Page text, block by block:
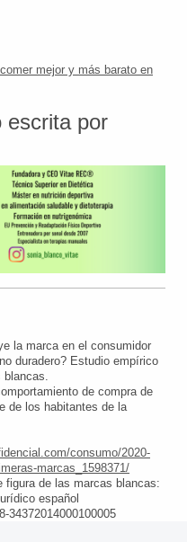
mejor y más barato en
escrita por
la marca en el consumidor
duradero? Estudio empírico
blancas.
de compra de
de los habitantes de la
consumo/2020-
marcas_1598371/
figura de las marcas blancas:
español
34372014000100005